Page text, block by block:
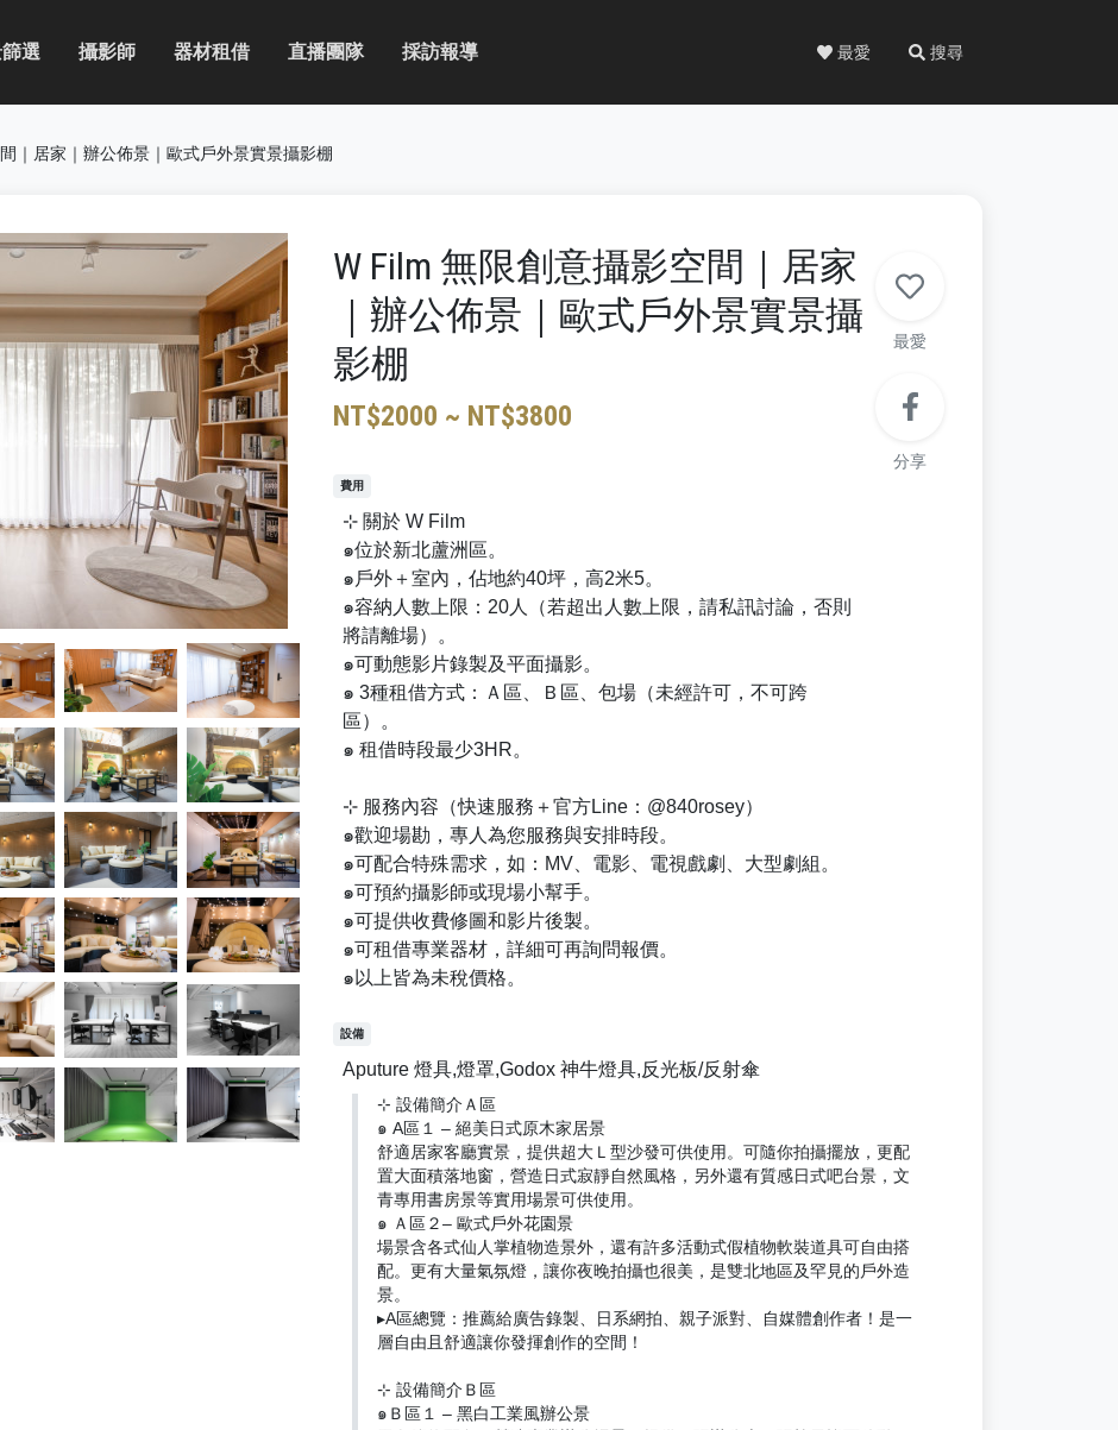
選 攝影師 器材租借 直播團隊 採訪報導 最愛 搜尋
｜居家｜辦公佈景｜歐式戶外景實景攝影棚
最愛
分享
W Film 無限創意攝影空間｜居家
｜辦公佈景｜歐式戶外景實景攝
影棚
NT$2000 ~ NT$3800
費用
⊹ 關於 W Film
๑位於新北蘆洲區。
๑戶外＋室內，佔地約40坪，高2米5。
๑容納人數上限：20人（若超出人數上限，請私訊討論，否則
將請離場）。
๑可動態影片錄製及平面攝影。
๑ 3種租借方式：Ａ區、Ｂ區、包場（未經許可，不可跨
區）。
๑ 租借時段最少3HR。
⊹ 服務內容（快速服務＋官方Line：@840rosey）
๑歡迎場勘，專人為您服務與安排時段。
๑可配合特殊需求，如：MV、電影、電視戲劇、大型劇組。
๑可預約攝影師或現場小幫手。
๑可提供收費修圖和影片後製。
๑可租借專業器材，詳細可再詢問報價。
๑以上皆為未稅價格。
設備
Aputure 燈具,燈罩,Godox 神牛燈具,反光板/反射傘
⊹ 設備簡介Ａ區
๑ A區１ – 絕美日式原木家居景
舒適居家客廳實景，提供超大Ｌ型沙發可供使用。可隨你拍攝擺放，更配
置大面積落地窗，營造日式寂靜自然風格，另外還有質感日式吧台景，文
青專用書房景等實用場景可供使用。
๑ Ａ區２– 歐式戶外花園景
場景含各式仙人掌植物造景外，還有許多活動式假植物軟裝道具可自由搭
配。更有大量氣氛燈，讓你夜晚拍攝也很美，是雙北地區及罕見的戶外造
景。
▸A區總覽：推薦給廣告錄製、日系網拍、親子派對、自媒體創作者！是一
層自由且舒適讓你發揮創作的空間！
⊹ 設備簡介Ｂ區
๑Ｂ區１ – 黑白工業風辦公景